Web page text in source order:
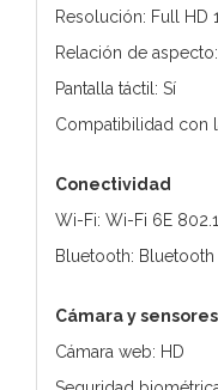
Resolución: Full HD
Relación de
Pantalla táctil: Sí
Compatibilidad con
Conectividad
Wi-Fi: Wi-Fi 6E
Bluetooth: Bluetooth
Cámara y sensores
Cámara web: HD